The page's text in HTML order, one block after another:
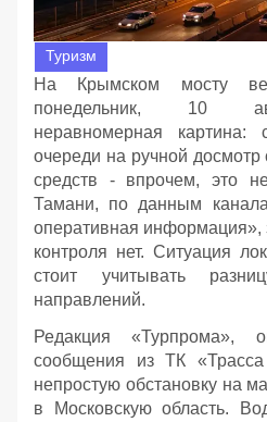
Туризм
На Крымском мосту
понедельник, 10
неравномерная
очереди на ручной досмотр
средств - впрочем, это
Тамани, по данным
оперативная информация»,
контроля нет. Ситуация
стоит учитывать
направлений.
Редакция «Турпрома»,
сообщения из ТК
непростую обстановку на
в Московскую область.